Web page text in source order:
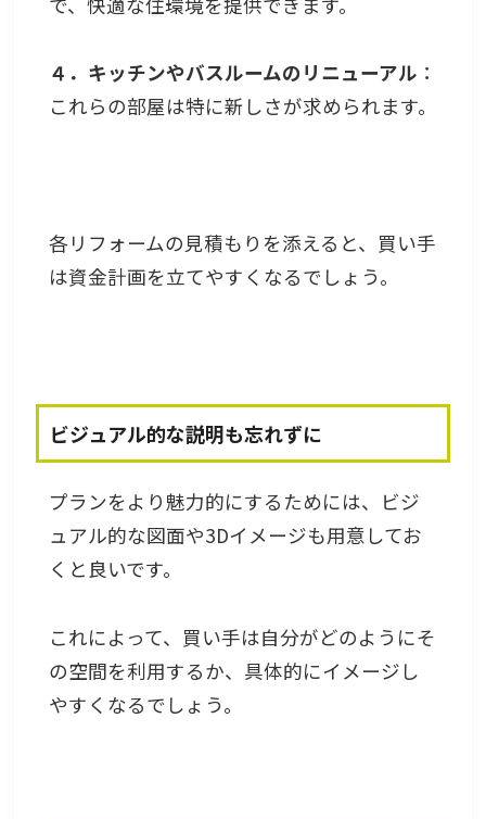
４．キッチンやバスルームのリニューアル ：
これらの部屋は特に新しさが求められます。
各リフォームの見積もりを添えると、買い手
は資金計画を立てやすくなるでしょう。
ビジュアル的な説明も忘れずに
プランをより魅力的にするためには、ビジ
ュアル的な図面や3Dイメージも用意してお
くと良いです。
これによって、買い手は自分がどのようにそ
の空間を利用するか、具体的にイメージし
やすくなるでしょう。